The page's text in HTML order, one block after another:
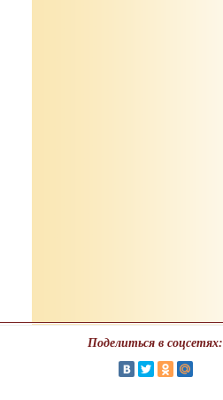
Поделиться в соцсетях: